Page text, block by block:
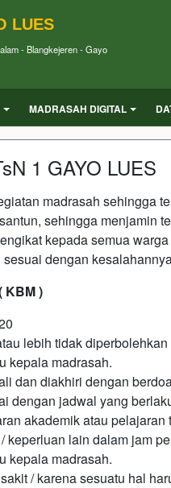
LUES
- Blangkejeren - Gayo
MADRASAH DIGITAL
1 GAYO LUES
madrasah sehingga
sehingga menjamin
kepada semua
dengan
KBM )
lebih tidak
kepala madrasah.
dan diakhiri dengan
dengan jadwal yang
akademik atau pelajaran
keperluan lain dalam jam
kepala madrasah.
/ karena sesuatu hal